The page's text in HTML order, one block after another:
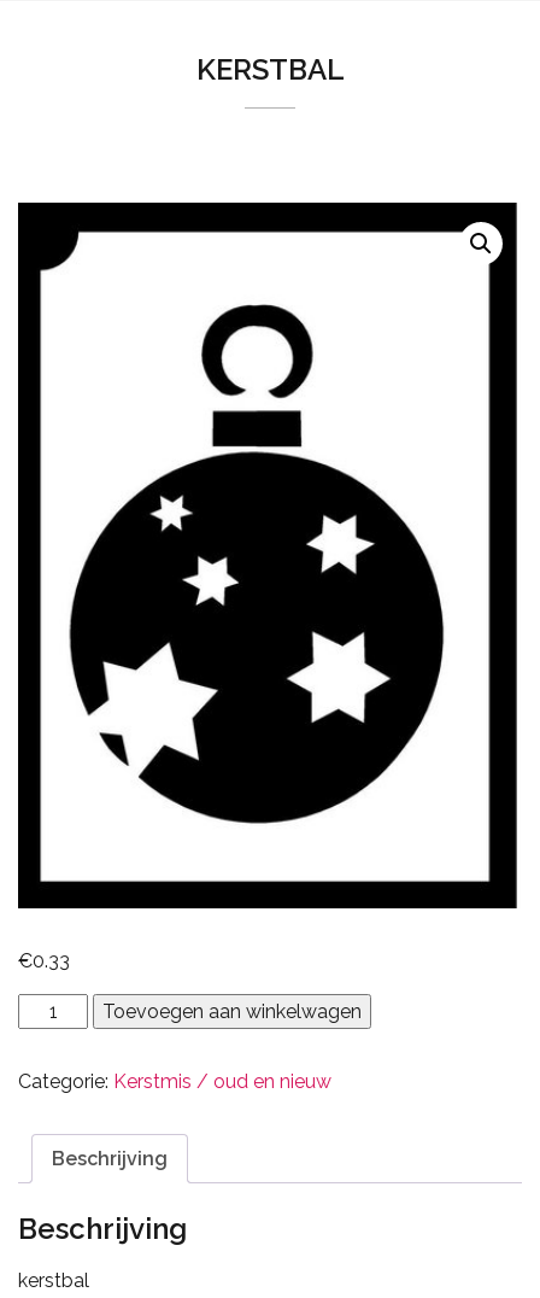
KERSTBAL
€0.33
kerstbal
aantal
Toevoegen aan winkelwagen
Categorie: Kerstmis / oud en nieuw
Beschrijving
Beschrijving
kerstbal